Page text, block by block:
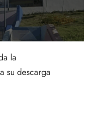
la
su descarga